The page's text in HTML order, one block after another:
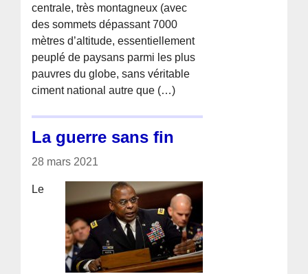
centrale, très montagneux (avec
des sommets dépassant 7000
mètres d’altitude, essentiellement
peuplé de paysans parmi les plus
pauvres du globe, sans véritable
ciment national autre que (…)
La guerre sans fin
28 mars 2021
Le